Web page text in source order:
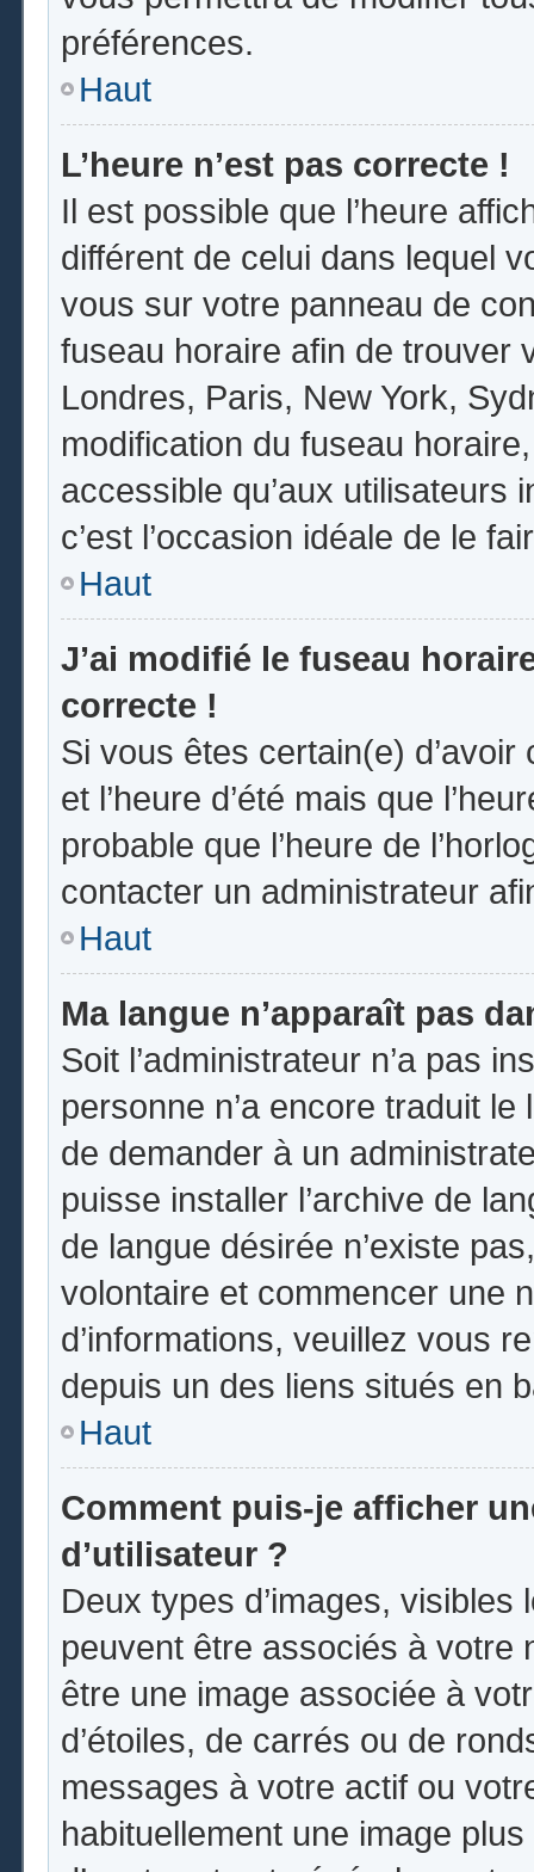
préférences.
Haut
L’heure n’est pas correcte !
Il est possible que l’heure
différent de celui dans lequel
vous sur votre panneau de
fuseau horaire afin de trouver
Londres, Paris, New York,
modification du fuseau
accessible qu’aux utilisateurs
c’est l’occasion idéale de le
Haut
J’ai modifié le fuseau
correcte !
Si vous êtes certain(e)
et l’heure d’été mais que
probable que l’heure de
contacter un administrateur
Haut
Ma langue n’apparaît pas
Soit l’administrateur n’a pas
personne n’a encore traduit
de demander à un
puisse installer l’archive de
de langue désirée n’existe
volontaire et commencer une
d’informations, veuillez vous
depuis un des liens situés en
Haut
Comment puis-je afficher
d’utilisateur ?
Deux types d’images,
peuvent être associés à votre
être une image associée à
d’étoiles, de carrés ou de
messages à votre actif ou
habituellement une image